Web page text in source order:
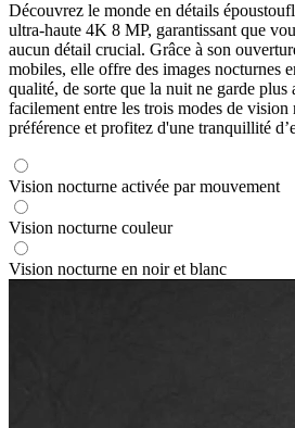
Découvrez le monde en détails
ultra-haute 4K 8 MP, garantissant que
aucun détail crucial. Grâce à son
mobiles, elle offre des images nocturnes
qualité, de sorte que la nuit ne garde plus
facilement entre les trois modes de
préférence et profitez d'une tranquillité
Vision nocturne activée par mouvement
Vision nocturne couleur
Vision nocturne en noir et blanc